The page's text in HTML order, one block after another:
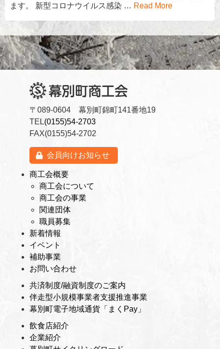
ます。 新型コロナウイルス感染 … Read More
〒089-0604 幕別町錦町141番地19
TEL(0155)54-2703
FAX(0155)54-2702
会員向けお知らせ
商工会概要
商工会について
商工会の事業
関連団体
職員募集
新着情報
イベント
補助事業
お問い合わせ
共済制度/融資制度のご案内
伴走型小規模事業者支援推進事業
幕別町電子地域通貨「まくPay」
飲食店紹介
企業紹介